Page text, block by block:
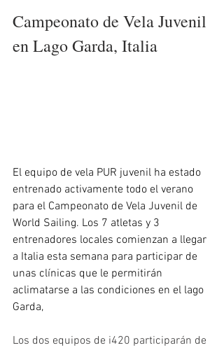
Campeonato de Vela Juvenil
en Lago Garda, Italia
El equipo de vela PUR juvenil ha estado
entrenado activamente todo el verano
para el Campeonato de Vela Juvenil de
World Sailing. Los 7 atletas y 3
entrenadores locales comienzan a llegar
a Italia esta semana para participar de
unas clínicas que le permitirán
aclimatarse a las condiciones en el lago
Garda,
Los dos equipos de i420 participarán de